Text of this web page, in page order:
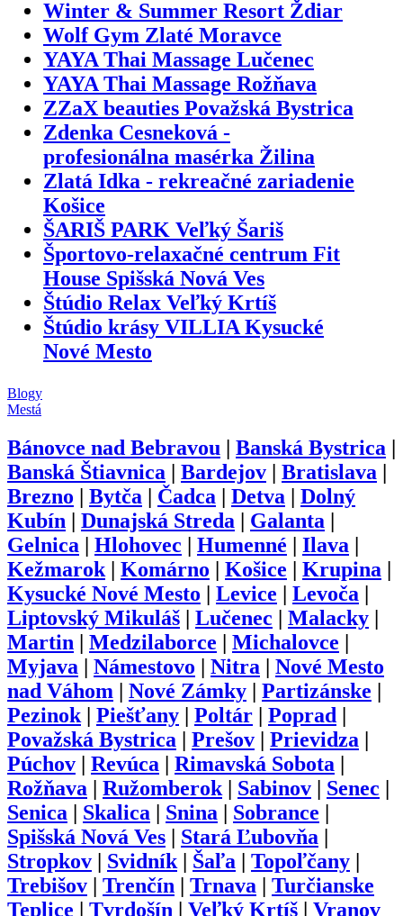
Winter & Summer Resort Ždiar
Wolf Gym Zlaté Moravce
YAYA Thai Massage Lučenec
YAYA Thai Massage Rožňava
ZZaX beauties Považská Bystrica
Zdenka Cesneková -
profesionálna masérka Žilina
Zlatá Idka - rekreačné zariadenie
Košice
ŠARIŠ PARK Veľký Šariš
Športovo-relaxačné centrum Fit
House Spišská Nová Ves
Štúdio Relax Veľký Krtíš
Štúdio krásy VILLIA Kysucké
Nové Mesto
Blogy
Mestá
Bánovce nad Bebravou | Banská Bystrica |
Banská Štiavnica | Bardejov | Bratislava |
Brezno | Bytča | Čadca | Detva | Dolný
Kubín | Dunajská Streda | Galanta |
Gelnica | Hlohovec | Humenné | Ilava |
Kežmarok | Komárno | Košice | Krupina |
Kysucké Nové Mesto | Levice | Levoča |
Liptovský Mikuláš | Lučenec | Malacky |
Martin | Medzilaborce | Michalovce |
Myjava | Námestovo | Nitra | Nové Mesto
nad Váhom | Nové Zámky | Partizánske |
Pezinok | Piešťany | Poltár | Poprad |
Považská Bystrica | Prešov | Prievidza |
Púchov | Revúca | Rimavská Sobota |
Rožňava | Ružomberok | Sabinov | Senec |
Senica | Skalica | Snina | Sobrance |
Spišská Nová Ves | Stará Ľubovňa |
Stropkov | Svidník | Šaľa | Topoľčany |
Trebišov | Trenčín | Trnava | Turčianske
Teplice | Tvrdošín | Veľký Krtíš | Vranov